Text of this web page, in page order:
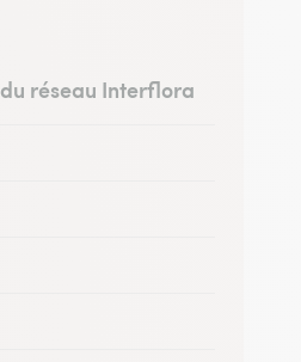
réseau Interflora